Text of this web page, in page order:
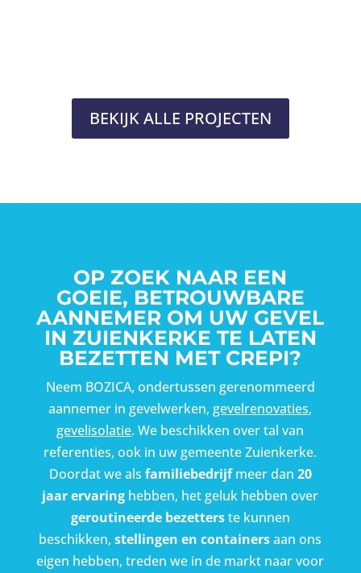
BEKIJK ALLE PROJECTEN
OP ZOEK NAAR EEN
GOEIE, BETROUWBARE
AANNEMER OM UW GEVEL
IN ZUIENKERKE TE LATEN
BEZETTEN MET CREPI?
Neem BOZICA, ondertussen gerenommeerd
aannemer in gevelwerken,gevelrenovaties,
gevelisolatie. We beschikken over tal van
referenties, ook in uw gemeente Zuienkerke.
Doordat we als familiebedrijfmeer dan 20
jaar ervaring hebben, het geluk hebben over
geroutineerde bezetterste kunnen
beschikken,stellingen en containersaan ons
eigen hebben, treden we in de markt naar voor